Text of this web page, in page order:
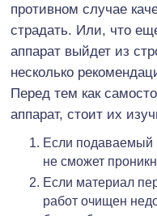
противном случае
страдать. Или, что
аппарат выйдет из
несколько
Перед тем как
аппарат, стоит их
Если подаваемый
не сможет
Если материал
работ очищен